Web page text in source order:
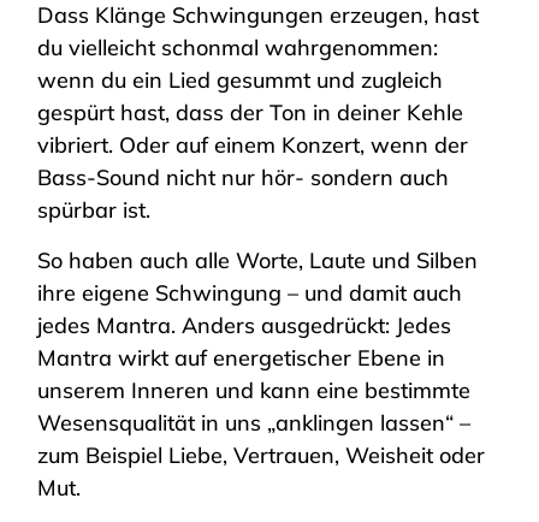
Dass Klänge Schwingungen erzeugen, hast
du vielleicht schonmal wahrgenommen:
wenn du ein Lied gesummt und zugleich
gespürt hast, dass der Ton in deiner Kehle
vibriert. Oder auf einem Konzert, wenn der
Bass-Sound nicht nur hör- sondern auch
spürbar ist.
So haben auch alle Worte, Laute und Silben
ihre eigene Schwingung – und damit auch
jedes Mantra. Anders ausgedrückt: Jedes
Mantra wirkt auf energetischer Ebene in
unserem Inneren und kann eine bestimmte
Wesensqualität in uns „anklingen lassen“ –
zum Beispiel Liebe, Vertrauen, Weisheit oder
Mut.